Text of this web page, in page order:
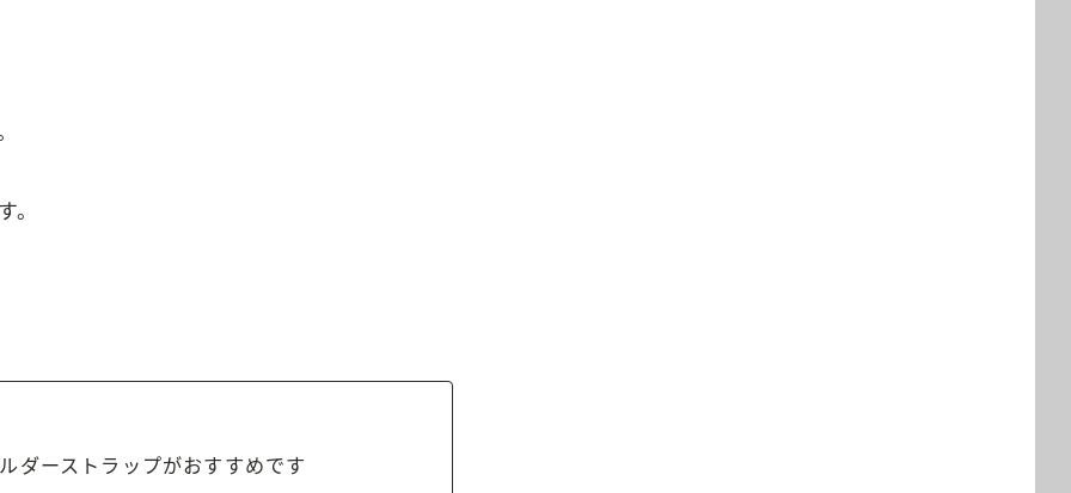
。
ダーストラップがおすすめです